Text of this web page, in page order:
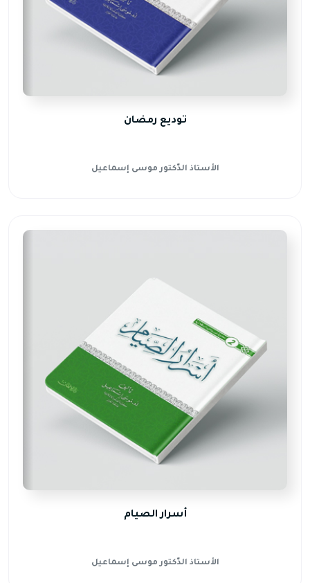
توديع رمضان
الأستاذ الدّكتور موسى إسماعيل
أسرار الصيام
الأستاذ الدّكتور موسى إسماعيل